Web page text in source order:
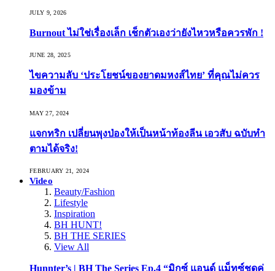
JULY 9, 2026
Burnout ไม่ใช่เรื่องเล็ก เช็กตัวเองว่ายังไหวหรือควรพัก !
JUNE 28, 2025
ไขความลับ ‘ประโยชน์ของยาดมหงส์ไทย’ ที่คุณไม่ควร
มองข้าม
MAY 27, 2024
แจกทริก เปลี่ยนพุงป่องให้เป็นหน้าท้องลีน เอวสับ ฉบับทำ
ตามได้จริง!
FEBRUARY 21, 2024
Video
Beauty/Fashion
Lifestyle
Inspiration
BH HUNT!
BH THE SERIES
View All
Hunnter’s | BH The Series Ep.4 “มิกซ์ แอนด์ แม็ทซ์ชุดคู่